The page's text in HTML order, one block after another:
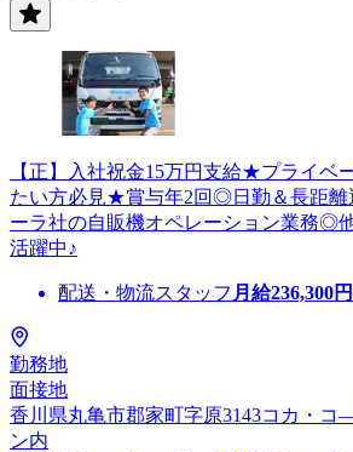
【正】入社祝金15万円支給★プライベ
たい方必見★賞与年2回◎日勤＆長距離
ーラ社の自販機オペレーション業務◎
活躍中♪
配送・物流スタッフ 月給236,300
勤務地
面接地
香川県丸亀市郡家町字原3143コカ・
ン内